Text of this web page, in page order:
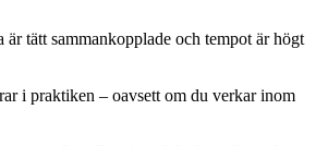
tätt sammankopplade och tempot är högt
i praktiken – oavsett om du verkar inom